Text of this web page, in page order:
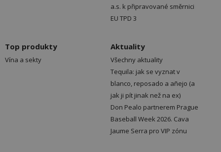
a.s. k připravované směrnici
EU TPD 3
Top produkty
Vína a sekty
Aktuality
Všechny aktuality
Tequila: jak se vyznat v
blanco, reposado a añejo (a
jak ji pít jinak než na ex)
Don Pealo partnerem Prague
Baseball Week 2026. Cava
Jaume Serra pro VIP zónu